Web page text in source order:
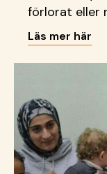
förlorat eller
omsorg
övergången i
Läs mer här